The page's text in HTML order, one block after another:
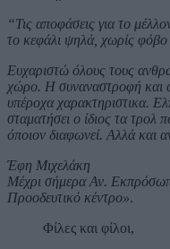
“Τις αποφάσεις για το
το κεφάλι ψηλά, χωρίς
Ευχαριστώ όλους τους
χώρο. Η συναναστροφή και
υπέροχα χαρακτηριστικα.
σταματήσει ο ίδιος τα
όποιον διαφωνεί. Αλλά και
Έφη Μιχελάκη
Μέχρι σήμερα Αν.
Προοδευτικό κέντρο».
Φίλες και φίλοι,